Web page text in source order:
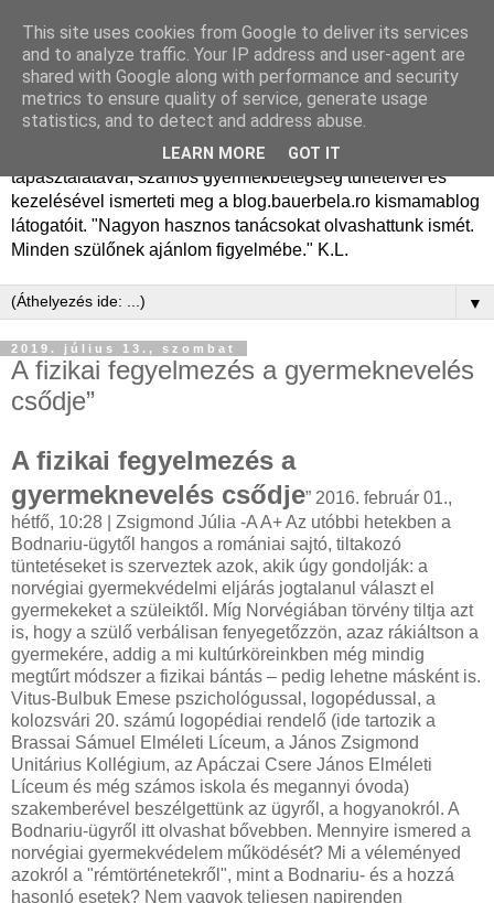
Dr. Bauer Béla Ph.D.
gyermekgyógyász
Dr. Bauer Béla Ph.D. gyermekgyógyász főorvos, 50 éves
tapasztalatával, számos gyermekbetegség tüneteivel és
kezelésével ismerteti meg a blog.bauerbela.ro kismamablog
látogatóit. "Nagyon hasznos tanácsokat olvashattunk ismét.
Minden szülőnek ajánlom figyelmébe." K.L.
▼
2019. július 13., szombat
A fizikai fegyelmezés a gyermeknevelés
csődje”
A fizikai fegyelmezés a
gyermeknevelés csődje” 2016. február 01., hétfő, 10:28 | Zsigmond Júlia -A A+ Az utóbbi hetekben a Bodnariu-ügytől hangos a romániai sajtó, tiltakozó tüntetéseket is szerveztek azok, akik úgy gondolják: a norvégiai gyermekvédelmi eljárás jogtalanul választ el gyermekeket a szüleiktől. Míg Norvégiában törvény tiltja azt is, hogy a szülő verbálisan fenyegetőzzön, azaz rákiáltson a gyermekére, addig a mi kultúrköreinkben még mindig megtűrt módszer a fizikai bántás – pedig lehetne másként is. Vitus-Bulbuk Emese pszichológussal, logopédussal, a kolozsvári 20. számú logopédiai rendelő (ide tartozik a Brassai Sámuel Elméleti Líceum, a János Zsigmond Unitárius Kollégium, az Apáczai Csere János Elméleti Líceum és még számos iskola és megannyi óvoda) szakemberével beszélgettünk az ügyről, a hogyanokról. A Bodnariu-ügyről itt olvashat bővebben. Mennyire ismered a norvégiai gyermekvédelem működését? Mi a véleményed azokról a "rémtörténetekről", mint a Bodnariu- és a hozzá hasonló esetek? Nem vagyok teljesen napirenden mindennel, de nekem nagyon sántít ez az ügy. Nagyon szkeptikusan állok hozzá mindenhez, amit a szenzációhajhász médiában olvashatunk. Norvégia minden szempontból példaértékű ország Európában. Egy olyan jogállam, ahol nagyon világosan megszabták a határokat. Valószínűleg másképp látják a gyermekek védelmét: amíg nálunk minden nagyon zűrzavaros, addig náluk a gyermek egyenjogú a felnőttel. De azt nem hiszem el, a norvég pszichológusok, gyermekvédelmi szakemberek ne tudnák, mit jelent az, ha a gyermeket kiveszik a családból. Nagyon sok helyen rehabilitációs központok működnek mindenféle függőségektől szenvedő anyáknak, szülőknek, ahol megpróbálják visszaintegrálni a gyereket a családba. Messzemenően nem gondolom helytállónak azt, hogy jobbnak látnák elvenni a szülőktől a gyermeket, hisz ők is tudják nagyon jól, hogy a szülőnél van a legjobb helyen. Ha ilyen lépésre szánják magukat, annak alapos oka kell, hogy legyen. Tüntetés Kolozsváron l Fotó: e-stireazilei.ro Az ellentüntetéseknek ez volt a fő szlogenje, hogy a gyermeknek a szülők mellett a helye. Ugyanakkor felvetődik egy másik kérdés is: belefér-e a fizikai fegyelmezés a gyermeknevelésbe? Mint szakember úgy gondolom, hogy egyáltalán nem. A fizikai bántalmazás a szülői nevelés csődje. Amikor a szülő mással nem tud hatni a gyermekére, nem találja fel magát az apa vagy anya szerepében, akkor történik meg, hogy előveszi a fizikai bántalmazás eszközét, merthogy végül is ő az erősebb. Tulajdonképpen fitogtatja a hatalmát, aminek pedig egyáltalán nem lehetne helye a szülő-gyermek kapcsolatban. Ilyenkor ugyanis nem tanítod valamire a gyermeket, hanem megfélemlíted. Nem elmagyarázod neki, hogy mit miért nem kéne, hanem megfenyegeted, és abban reménykedsz, hogy ebből ő érteni fog. Lehet, hogy a későbbiekben tényleg nem követi el ugyanazt, mert fél, hogy kapni fog, de lehet, hogy megcsinálja, csak titokban. Egyik sem jó. Egy idő után az az erős félelem, amelyet a szülő generált a gyermekben, megnöveli a távolságot a szülő és gyermeke közt, teljesen elzárkózhat a gyermek – amiből aztán az is következhet, hogy a szülő még inkább ütlegeli, hogy kiverje belőle ezt vagy azt. Sajnos ez nálunk még mindig létezik, mert emberek egyszerűen nem képesek úgy kommunikálni a gyermekükkel, hogy ne fajuljon el idáig a kapcsolatuk. De ennek az ellenkező oldala is előfordul: amikor aztán mindent szabad a gyereknek, a gyerek az úr. Látok olyan családokat is, ahol nem verik már egyáltalán a gyereket, de fenyegetés szintjén még ott van, hogy „vigyázz, mert ha nem hagyod abba, akkor kapsz egyet” – mégsem kap. Nem kell sok idő, a gyerek már a második alkalommal rájön, hogy nem fog kikapni. Itt a probléma az, hogy a szülő beígér valamit, amit a gyerek nem kap meg. Nem az a baj, hogy nem verik meg, hanem hogy a gyermek azt látja: a szülő nem tartja be az ígéretét. Ez probléma, akár negatív, akár pozitív dologról van szó, mert egyrészt a gyermek azt a következtetést vonja le belőle, hogy büntetlenül, nyugodtan tovább csinálhatja a hülyeséget, másrészt megtanulja, hogy a szülő nem következetes. Ezt aztán általánosítja, és ha jutalmat ígérnek neki valamiért cserébe, akkor azt sem fogja elhinni. A szülő ilyenkor igazából eljátssza a szavát. Nem árt tudni azt sem, hogy a kicsi gyerekeknél, 5-6 éves korig, a fizikai bántalmazással való csupán verbális fenyegetés is nagyon kártékony, mivel a kisgyermek elképzeli azt, amit a szülő mond, és félni kezd tőle. Amikor azt hallja, hogy „úgy megütlek, hogy kiesik a fogad”, vagy „eltöröm a kezedet”, akkor ő ezt képzeletben már át is éli. Nála ez a fajta agresszió ugyanolyan mértékű bántalmazás, mintha valóságosan megtörténne, mert a gyermek ugyanúgy fél. Említetted, hogy van másik véglet is. A végletek közt milyen alternatívák vannak? Lehet, hogy meglepően hangzik, de szerintem sok szülő fél a gyermekétől. Azt látja, hogy nem tudja kontroll alatt tartani, mert valamikor valamiért kicsúszott a keze közül, és bár a gyermek igényeinek megfelelően él, viszont a gyermek áll a családi hierarchia csúcsán. Ez mindaddig rendben is van, amíg a gyermek csecsemő, viszont egy idő után – elég hamar – változnak a dolgok, változniuk kell. A gyermek elég hamar ráérez arra, hogy túlságosan nyeregben van, és uralkodik. Nagyon vagány dolog nyeregben érezni magad, csak nagyon magányos is. Ha nincsenek szabályok, nincsenek határok, és ezeket nem tartjuk be, akkor szétfut minden, és a szülő egyszer csak elkezd félni a gyerektől, hogy: jaj, ha nem adom meg neki, amit kér, akkor elkezd hisztizni, agresszív lesz, és én akkor nem tudom kezelni, mert megütni nem szabad, fenyegetni nem szabad, kiabálni rá nem szabad és más lehetőséget nem ismernek – pedig van. Ez a másik véglet, amikor a szülő megpróbálja könyvből nevelni a gyermekét, és az ösztöneit nem hagyja dolgozni. A gyermek is bizonytalan, nem tudja milyen helyzetben hogyan kell viselkednie, azt látja, hogy nincsenek határai, de a határtalansággal nem tud élni, mert az nem biztonságos, az veszélyes. Van tehát az a fajta szülő, akinél ugyanúgy ver, ahogy őt is gyermekkorában: ő is felnőtt így, s az ő gyereke is fel fog nőni, nem árt meg neki az ütés – ez a felfogás. A másik véglet, hogy a gyereket nagyon szabadjára engedik, modern nevelési módszereket alkalmazunk, viszont kapkodunk ezekben, nem állunk rá egyikre, hogy azt végigvigyük, hanem abban a pillanatban, amikor krízishelyzet alakul ki, és a gyerek nem úgy reagál, ahogy a nagy könyvben meg van írva, akkor előkapjuk Vekerdi után Poppert, és Popper után vissza Vekerdihez, és ez egy hónap leforgása alatt kétszer megtörténik. És senki sem tudja már akkor, hogy mi a lényeg, hol vannak a határok, mik a szabályok, mert a szülő kapkod, nem biztos magában, a szülőiségében, ezt a gyerek látja, és kihasználja. A gyermeknek ezt nem is róhatjuk fel, mert jó fent lenni, ezt mindenki tudja, viszont magányos, agresszív és szorongó lesz az érzés – mert igaz, hogy a szabályokat így ő hozhatja, de ő ötévesen nem tud még megfelelő szabályokat hozni. Az, hogy kikérik a gyermek véleményét, rendben van, de a szülőnek kell döntenie minden esetben a gyermekéről. Régen úgy gondolták, a gyermeket nem lehet megkérdezni, a gyermekkel nem lehet a saját életéről beszélgetni, mert nem érti – a másik véglet azonban, hogy a gyermek dönti el például, hogy ő melyik iskolába akar járni. Már bocsánat, de nem. A szülő a gyermeket megkérdezheti, mert róla van szó, de a szülő dönt, mert ő a felelős azért a gyermekért, az ő életéért. Aztán később megváltozik a helyzet, de addig nevelni kell a gyermeket, meg kell tanítani neki, hogy mi a korrektség, a következetesség, és ezt csak mintával, pozitív példával tudjuk megmutatni neki. Azaz nem kenek le neki rögtön egy taslit, hanem nyugodtan, következetesen, huszadjára is elmondom, hogy a piszkavasat nem lehet bedugni a konnektorba, mert megráz. Konkrétan, egyenesen és tőmondatokkal, nem köntörfalazva, nem metaforikusan szólva, hanem egyszerűen elmondod, hogy azt nem lehet, gyermek, és kész. Lehetséges, hogy a fizikai bántalmazásnál néha egyéb hiányosságok vagy túlkapások veszélyesebbek? Lelki zsarolás, cinizmus, irónia... Ezeket nem is lehet egy napon emlegetni a fizikai bántalmazással, mert ezeknél egészen biztos, hogy hosszabb távú következményekkel is járnak. A fizikai bántalmazás akkor történik, amikor valami éppen kiváltja, és utána vége. A gyerek egyszer kell megkapja a rend ruhát, és megtanulja, hogy ha hülyeséget csinál, verést kap, a verést pedig kibírja, szóval mehet minden tovább. Persze ez nem jó, mert nem változtatja meg a gyermek viselkedését. A másik út viszont azért nagyon veszélyes, mert a gyermek érzelmeivel játszunk, és ezzel nagyfokú bizonytalanságba taszítjuk a gyermeket. Sosem tudhatja, hogy mi fog történni. Most akkor megdicsértek, vagy nem? Értem jönnek, vagy itt hagynak? Abban az esetben például, ha úgy hagyjuk a nagyszülőnél a gyermeket, hogy azt mondjuk, mindjárt jövünk, és akkor három hét múlva érte megyünk, a gyermek ez általánosítani fogja minden más helyzetre. Ha egyszer megtapasztalta, hogy az anyuka azt mondta, mindjárt érkezik, és ehhez képest hetekig nem jött, akkor az óvodában is ordítani fog, és nem akar maradni. Az érzelmi zsarolás azért nagyon nehéz, mert a gyermek nem érti, csak érzi, hogy valamit nem úgy csinál, ahogy a szülő szeretné, és megpróbál aszerint működni, de az meg neki nem jó, és akkor konfliktusba kerül saját magával. Lojalitáskonfliktus is előfordulhat: ha anyával beszél, apa haragszik, és fordítva – főleg elvált szülők esetében. Nagyon veszélyes tud ez lenni, mert attól, hogy a szülei már nem férj és feleség, neki még anya és apa, mindkettőre szüksége van. Nem szabad egyiknek sem azt elvárni, hogy a gyermek hozzá legyen lojális, ez kegyetlen játék. Nagyon tudjuk zsarolni a gyereket akarva-akaratlanul is, mozdulatokkal is, meggondolatlan mondatokkal is. Amikor elbúcsúzunk tőle,
This site uses cookies from Google to deliver its services
and to analyze traffic. Your IP address and user-agent are
shared with Google along with performance and security
metrics to ensure quality of service, generate usage
statistics, and to detect and address abuse.
LEARN MORE GOT IT